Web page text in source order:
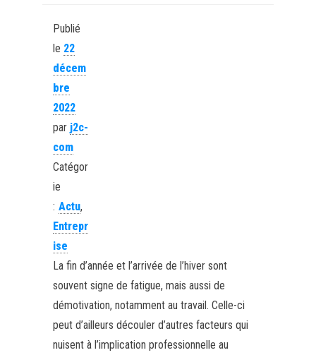
Publié
le 22
décem
bre
2022
par j2c-
com
Catégor
ie
: Actu,
Entrepr
ise
La fin d’année et l’arrivée de l’hiver sont
souvent signe de fatigue, mais aussi de
démotivation, notamment au travail. Celle-ci
peut d’ailleurs découler d’autres facteurs qui
nuisent à l’implication professionnelle au